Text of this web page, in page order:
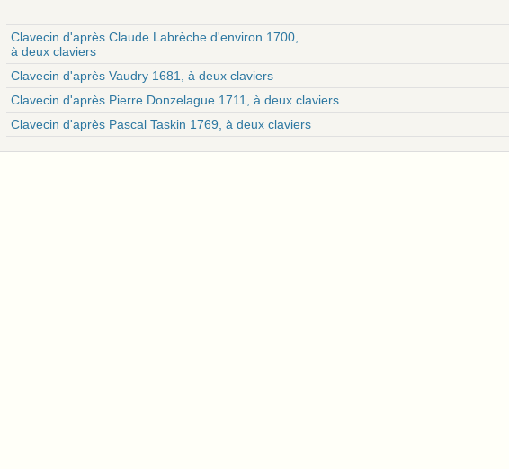
Clavecin d'après Claude Labrèche d'environ 1700,
à deux claviers
Clavecin d'après Vaudry 1681, à deux claviers
Clavecin d'après Pierre Donzelague 1711, à deux claviers
Clavecin d'après Pascal Taskin 1769, à deux claviers